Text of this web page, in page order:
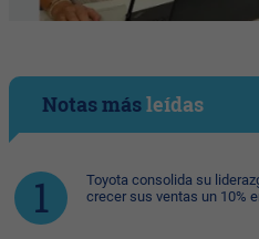
Notas másleídas
Toyota consolida su
crecer sus ventas un 10%